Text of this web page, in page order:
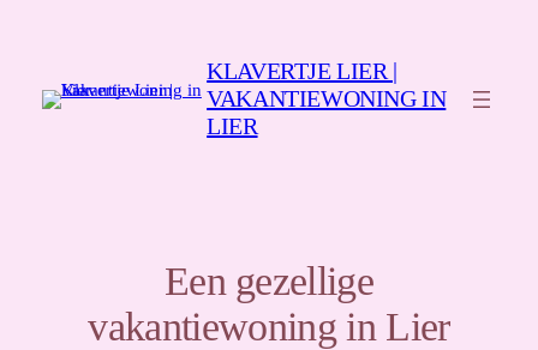
inhoud
KLAVERTJE LIER |
VAKANTIEWONING IN
LIER
Een gezellige
vakantiewoning in Lier